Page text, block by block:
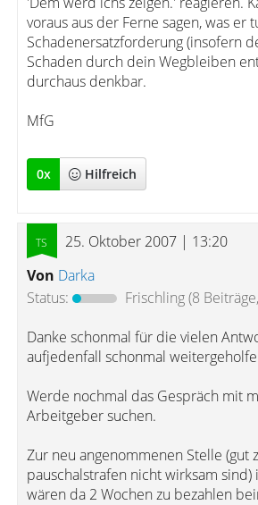
voraus aus der Ferne sagen, was er
Schadenersatzforderung (insofern
Schaden durch dein Wegbleiben
durchaus denkbar.
MfG
0x Hilfreich
25. Oktober 2007 | 13:20
Von Darka
Status:
Frischling(8
Danke schonmal für die vielen
aufjedenfall schonmal
Werde nochmal das Gespräch mit
Arbeitgeber suchen.
Zur neu angenommenen Stelle (gut
pauschalstrafen nicht wirksam
wären da 2 Wochen zu bezahlen